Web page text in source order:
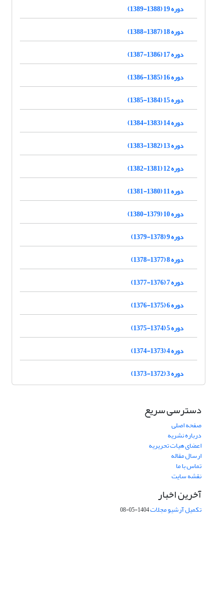
دوره 19 (1388-1389)
دوره 18 (1387-1388)
دوره 17 (1386-1387)
دوره 16 (1385-1386)
دوره 15 (1384-1385)
دوره 14 (1383-1384)
دوره 13 (1382-1383)
دوره 12 (1381-1382)
دوره 11 (1380-1381)
دوره 10 (1379-1380)
دوره 9 (1378-1379)
دوره 8 (1377-1378)
دوره 7 (1376-1377)
دوره 6 (1375-1376)
دوره 5 (1374-1375)
دوره 4 (1373-1374)
دوره 3 (1372-1373)
دسترسی سریع
صفحه اصلی
درباره نشریه
اعضای هیات تحریریه
ارسال مقاله
تماس با ما
نقشه سایت
آخرین اخبار
تکمیل آرشیو مجلات1404-05-08